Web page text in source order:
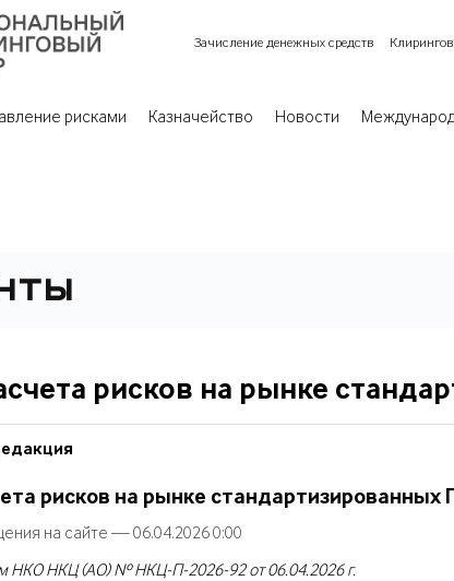
Зачисление денежных средств
рисками Казначейство Новости
рисков на рынке
рисков на рынке стандартизированных
на сайте — 06.04.2026 0:00
НКО НКЦ (АО) № НКЦ-П-2026-92 от 06.04.2026 г.